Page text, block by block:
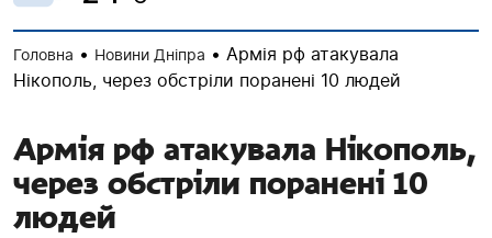
Головна • Новини Дніпра • Армія рф атакувала
Нікополь, через обстріли поранені 10 людей
Армія рф атакувала Нікополь,
через обстріли поранені 10
людей